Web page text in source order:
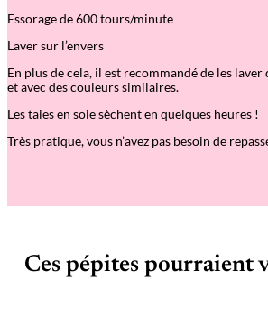
Essorage de 600 tours/minute
Laver sur l’envers
En plus de cela, il est recommandé de les laver
et avec des couleurs similaires.
Les taies en soie sèchent en quelques heures !
Très pratique, vous n’avez pas besoin de
Ces pépites pourraient